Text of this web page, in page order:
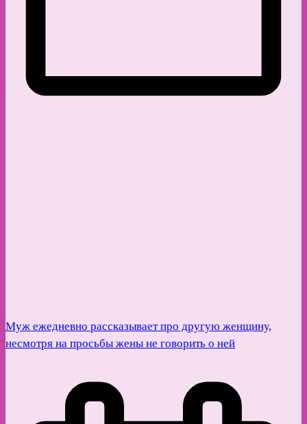
Муж ежедневно рассказывает про другую женщину,
несмотря на просьбы жены не говорить о ней